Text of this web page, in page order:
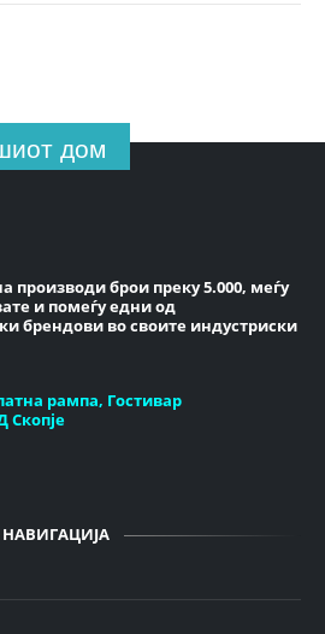
дом
производи брои преку 5.000, меѓу
и помеѓу едни од
брендови во своите индустриски
рампа, Гостивар
Скопје
НАВИГАЦИЈА